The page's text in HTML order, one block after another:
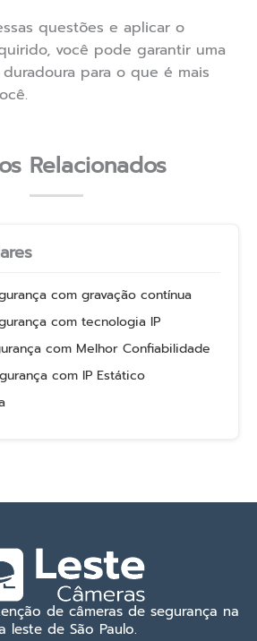
questões e aplicar o
você pode garantir uma
para o que é mais
Relacionados
com gravação contínua
com tecnologia IP
com Melhor Confiabilidade
com IP Estático
de câmeras de segurança na
leste de São Paulo.